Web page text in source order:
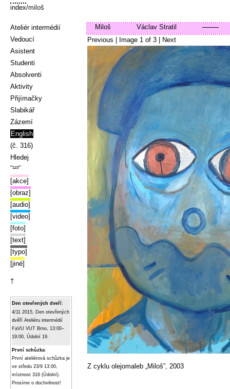
index/miloš
Ateliér intermédií
Vedoucí
Asistent
Studenti
Absolventi
Aktivity
Přijímačky
Slabikář
Zázemí
English
(č. 316)
Hledej
‾¹²³‾
[akce]
[obraz]
[audio]
[video]
[foto]
[text]
[typo]
[jiné]
†
Den otevřených dveří:
4/11 2015, Den otevřených
dvěří Ateliéru intermédií
FaVU VUT Brno, 13:00–
19:00, Údolní 19.
První schůzka:
První ateliérová schůzka je
ve středu 23/9 13:00,
místnost 316 (Údolní).
Prosíme o dochvilnost!
Miloš
Václav Stratil
Previous | Image 1 of 3 Next
Z cyklu olejomaleb „Miloš”, 2003